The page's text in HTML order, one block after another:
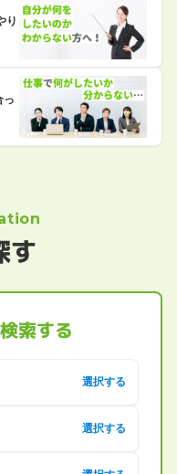
り
っ
す
索する
選択する
選択する